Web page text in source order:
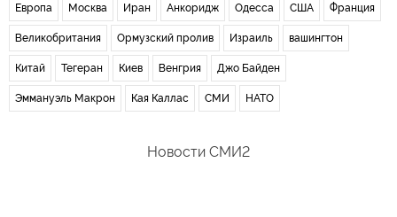
Европа Москва Иран Анкоридж Одесса США Франция
Великобритания Ормузский пролив Израиль вашингтон
Китай Тегеран Киев Венгрия Джо Байден
Эммануэль Макрон Кая Каллас СМИ НАТО
Новости СМИ2